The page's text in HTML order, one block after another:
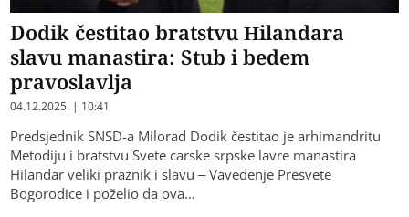
Dodik čestitao bratstvu Hilandara
slavu manastira: Stub i bedem
pravoslavlja
04.12.2025. | 10:41
Predsjednik SNSD-a Milorad Dodik čestitao je arhimandritu
Metodiju i bratstvu Svete carske srpske lavre manastira
Hilandar veliki praznik i slavu – Vavedenje Presvete
Bogorodice i poželio da ova…